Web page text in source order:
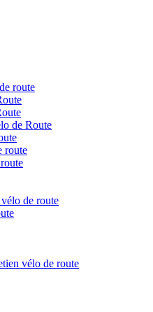
route
de Route
route
de route
vélo de route